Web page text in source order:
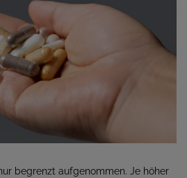
begrenzt aufgenommen. Je höher